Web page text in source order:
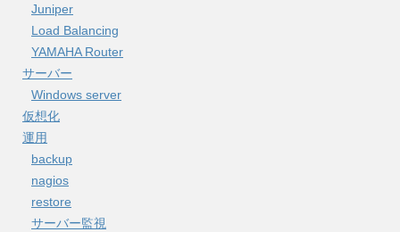
Juniper
Load Balancing
YAMAHA Router
サーバー
Windows server
仮想化
運用
backup
nagios
restore
サーバー監視